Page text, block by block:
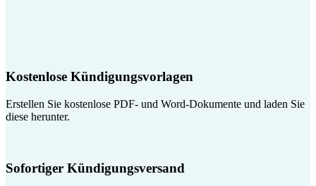
Kostenlose Kündigungsvorlagen
Erstellen Sie kostenlose PDF- und Word-Dokumente und laden Sie
diese herunter.
Sofortiger Kündigungsversand